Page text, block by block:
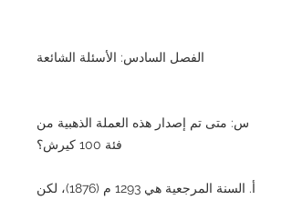
الفصل السادس: الأسئلة الشائعة
س: متى تم إصدار هذه العملة الذهبية من
فئة 100 كيرش؟
أ. السنة المرجعية هي 1293 م (1876)، لكن